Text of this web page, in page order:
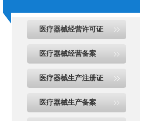
医疗器械经营许可证
医疗器械经营备案
医疗器械生产注册证
医疗器械生产备案